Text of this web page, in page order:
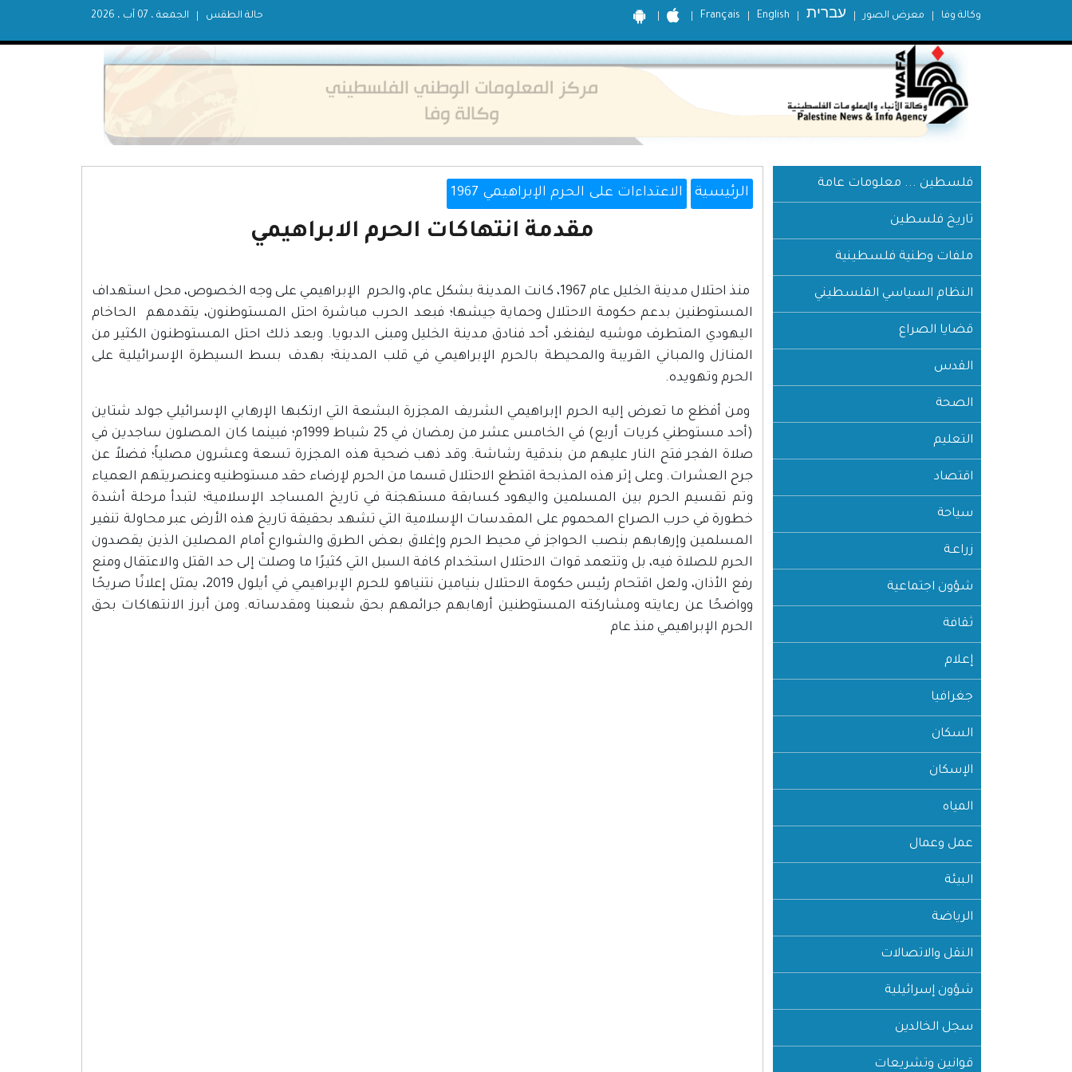
Français English עברית معرض الصور وكالة وفا الجمعة ، 07 آب ، 2026 حالة الطقس
فلسطين ... معلومات عامة
تاريخ فلسطين
ملفات وطنية فلسطينية
النظام السياسي الفلسطيني
قضايا الصراع
القدس
الصحة
التعليم
اقتصاد
سياحة
زراعـة
شؤون اجتماعية
ثقافة
إعلام
جغرافيا
السكان
الإسكان
المياه
عمل وعمال
البيئة
الرياضة
النقل والاتصالات
شؤون إسرائيلية
سجل الخالدين
قوانين وتشريعات
الرئيسية الاعتداءات على الحرم الإبراهيمي 1967
مقدمة انتهاكات الحرم الابراهيمي
منذ احتلال مدينة الخليل عام 1967، كانت المدينة بشكل عام، والحرم الإبراهيمي على وجه الخصوص، محل استهداف
المستوطنين بدعم حكومة الاحتلال وحماية جيشها؛ فبعد الحرب مباشرة احتل المستوطنون، يتقدمهم الحاخام
اليهودي المتطرف موشيه ليفنغر، أحد فنادق مدينة الخليل ومبنى الدبويا. وبعد ذلك احتل المستوطنون الكثير من
المنازل والمباني القريبة والمحيطة بالحرم الإبراهيمي في قلب المدينة؛ بهدف بسط السيطرة الإسرائيلية على
الحرم وتهويده.
ومن أفظع ما تعرض إليه الحرم اإبراهيمي الشريف المجزرة البشعة التي ارتكبها الإرهابي الإسرائيلي جولد شتاين
(أحد مستوطني كريات أربع) في الخامس عشر من رمضان في 25 شباط 1999م؛ فبينما كان المصلون ساجدين في
صلاة الفجر فتح النار عليهم من بندقية رشاشة. وقد ذهب ضحية هذه المجزرة تسعة وعشرون مصلياً؛ فضلاً عن
جرح العشرات. وعلى إثر هذه المذبحة اقتطع الاحتلال قسما من الحرم لإرضاء حقد مستوطنيه وعنصريتهم العمياء
وتم تقسيم الحرم بين المسلمين واليهود كسابقة مستهجنة في تاريخ المساجد الإسلامية؛ لتبدأ مرحلة أشدة
خطورة في حرب الصراع المحموم على المقدسات الإسلامية التي تشهد بحقيقة تاريخ هذه الأرض عبر محاولة تنفير
المسلمين وإرهابهم بنصب الحواجز في محيط الحرم وإغلاق بعض الطرق والشوارع أمام المصلين الذين يقصدون
الحرم للصلاة فيه، بل وتتعمد قوات الاحتلال استخدام كافة السبل التي كثيرًا ما وصلت إلى حد القتل والاعتقال ومنع
رفع الأذان، ولعل اقتحام رئيس حكومة الاحتلال بنيامين نتنياهو للحرم الإبراهيمي في أيلول 2019، يمثل إعلانًا صريحًا
وواضحًا عن رعايته ومشاركته المستوطنين أرهابهم جرائمهم بحق شعبنا ومقدساته. ومن أبرز الانتهاكات بحق
الحرم الإبراهيمي منذ عام